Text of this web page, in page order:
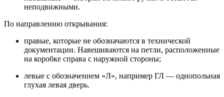
неподвижными.
По направлению открывания:
правые, которые не обозначаются в технической
документации. Навешиваются на петли, расположенные
на коробке справа с наружной стороны;
левые с обозначением «Л», например ГЛ — однопольная
глухая левая дверь.